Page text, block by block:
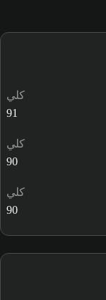
كلي
91
كلي
90
كلي
90